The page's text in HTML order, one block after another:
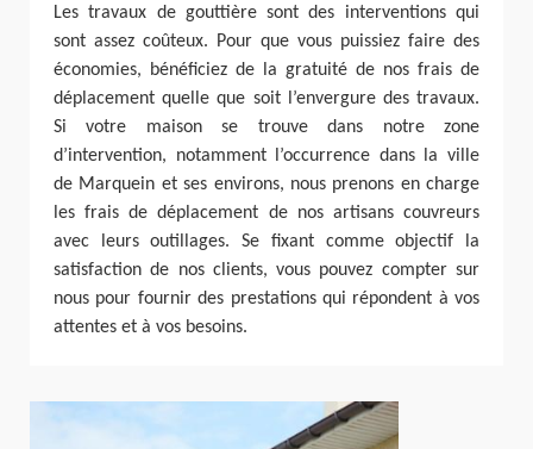
Les travaux de gouttière sont des interventions qui
sont assez coûteux. Pour que vous puissiez faire des
économies, bénéficiez de la gratuité de nos frais de
déplacement quelle que soit l’envergure des travaux.
Si votre maison se trouve dans notre zone
d’intervention, notamment l’occurrence dans la ville
de Marquein et ses environs, nous prenons en charge
les frais de déplacement de nos artisans couvreurs
avec leurs outillages. Se fixant comme objectif la
satisfaction de nos clients, vous pouvez compter sur
nous pour fournir des prestations qui répondent à vos
attentes et à vos besoins.